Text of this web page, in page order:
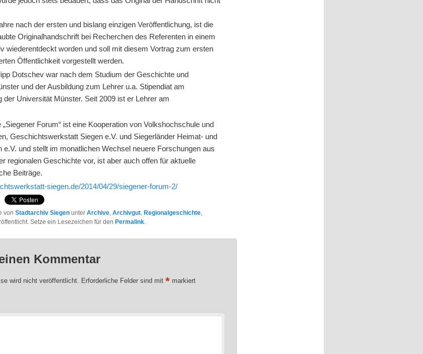
nach der ersten und bislang einzigen Veröffentlichung, ist die
Originalhandschrift bei Recherchen des Referenten in einem
wiederentdeckt worden und soll mit diesem Vortrag zum ersten
Öffentlichkeit vorgestellt werden.
Dotschev war nach dem Studium der Geschichte und
und der Ausbildung zum Lehrer u.a. Stipendiat am
der Universität Münster. Seit 2009 ist er Lehrer am
„Siegener Forum“ ist eine Kooperation von Volkshochschule und
Geschichtswerkstatt Siegen e.V. und Siegerländer Heimat- und
e.V. und stellt im monatlichen Wechsel neuere Forschungen aus
regionalen Geschichte vor, ist aber auch offen für aktuelle
Beiträge.
siegen.de/2014/04/29/siegener-forum-2/
vonStadtarchiv Siegen unterArchive,Archivgut, Regionalgeschichte,
Setze ein Lesezeichen für den Permalink.
Kommentar
wird nicht veröffentlicht. Erforderliche Felder sind mit* markiert